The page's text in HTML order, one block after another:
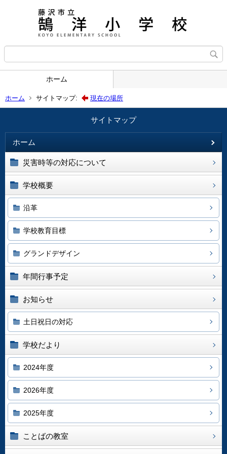
ホーム
ホーム サイトマップ: 現在の場所
サイトマップ
ホーム
災害時等の対応について
学校概要
沿革
学校教育目標
グランドデザイン
年間行事予定
お知らせ
土日祝日の対応
学校だより
2024年度
2026年度
2025年度
ことばの教室